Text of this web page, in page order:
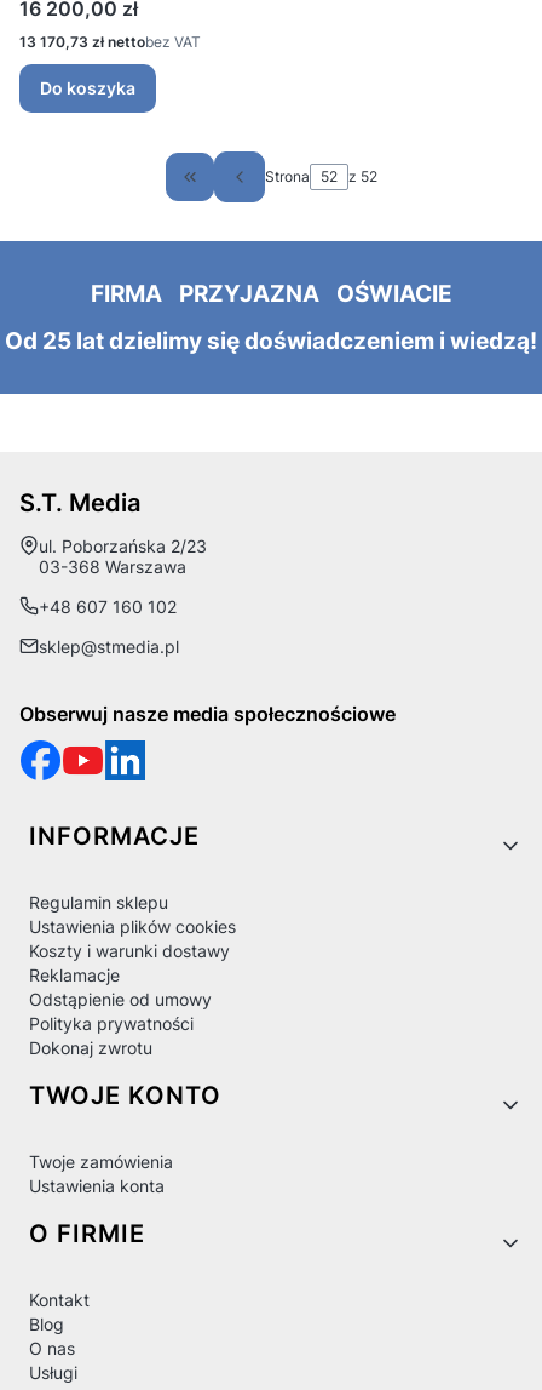
Cena
16 200,00 zł
Cena
13 170,73 zł bez VAT
Do koszyka
Wróć do pierwszej strony z produktami
Strona z 52
FIRMA PRZYJAZNA OŚWIACIE
Od 25 lat dzielimy się doświadczeniem i wiedzą!
S.T. Media
Adres:
ul. Poborzańska 2/23
03-368 Warszawa
+48 607 160 102
sklep@stmedia.pl
Obserwuj nasze media społecznościowe
Linki w stopce
INFORMACJE
Regulamin sklepu
Ustawienia plików cookies
Koszty i warunki dostawy
Reklamacje
Odstąpienie od umowy
Polityka prywatności
Dokonaj zwrotu
TWOJE KONTO
Twoje zamówienia
Ustawienia konta
O FIRMIE
Kontakt
Blog
O nas
Usługi